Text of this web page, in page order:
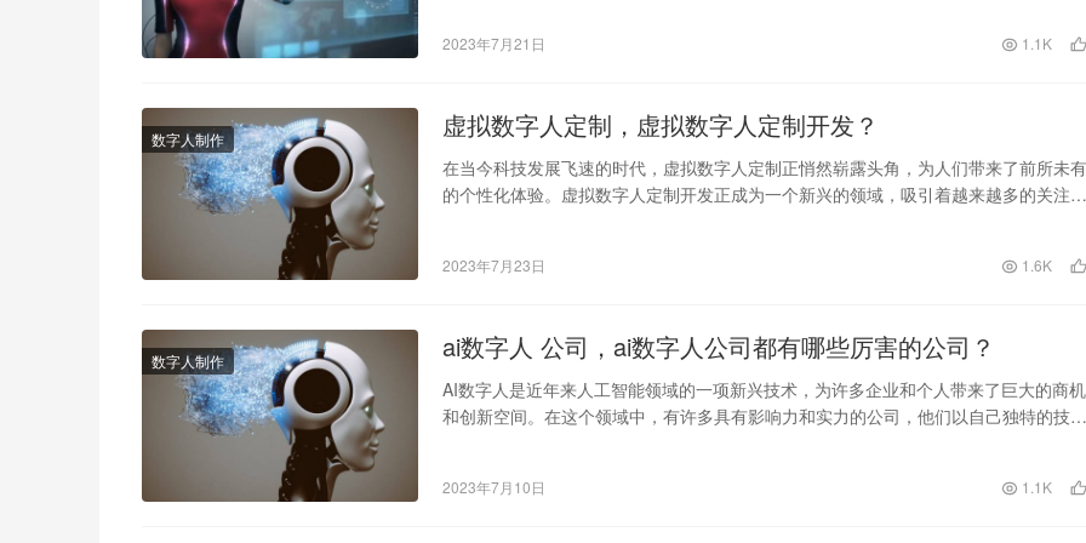
2023年7月21日 1.1K
数字人制作 虚拟数字人定制，虚拟数字人定制开发？
在当今科技发展飞速的时代，虚拟数字人定制正悄然崭露头角，为人们带来了前所未有
的个性化体验。虚拟数字人定制开发正成为一个新兴的领域，吸引着越来越多的关注和
2023年7月23日 1.6K
数字人制作 ai数字人 公司，ai数字人公司都有哪些厉害的公司？
AI数字人是近年来人工智能领域的一项新兴技术，为许多企业和个人带来了巨大的商机
和创新空间。在这个领域中，有许多具有影响力和实力的公司，他们以自己独特的技术
2023年7月10日 1.1K